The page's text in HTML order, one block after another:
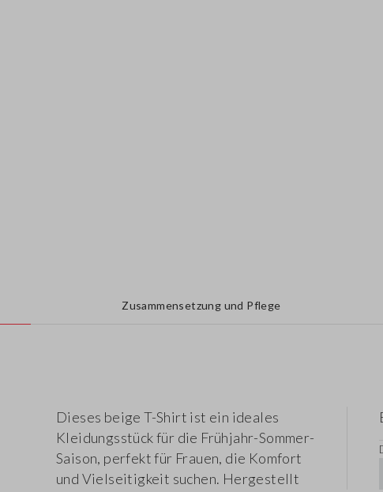
Zusammensetzung und Pflege
Dieses beige T-Shirt ist ein ideales
Kleidungsstück für die Frühjahr-Sommer-
Saison, perfekt für Frauen, die Komfort
und Vielseitigkeit suchen. Hergestellt